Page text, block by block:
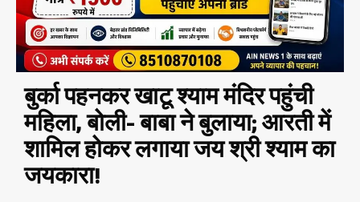
बुर्का पहनकर खाटू श्याम मंदिर पहुंची
महिला, बोली- बाबा ने बुलाया; आरती में
शामिल होकर लगाया जय श्री श्याम का
जयकारा!